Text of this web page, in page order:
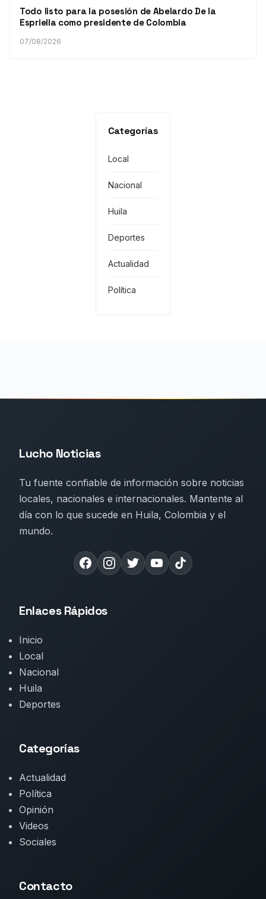
Todo listo para la posesión de Abelardo De la
Espriella como presidente de Colombia
07/08/2026
Categorías
Local
Nacional
Huila
Deportes
Actualidad
Política
Lucho Noticias
Tu fuente confiable de información sobre noticias
locales, nacionales e internacionales. Mantente al
día con lo que sucede en Huila, Colombia y el
mundo.
Enlaces Rápidos
Inicio
Local
Nacional
Huila
Deportes
Categorías
Actualidad
Política
Opinión
Videos
Sociales
Contacto